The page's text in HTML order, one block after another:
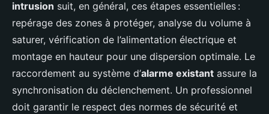
intrusion suit, en général, ces étapes essentielles :
repérage des zones à protéger, analyse du volume à
saturer, vérification de l’alimentation électrique et
montage en hauteur pour une dispersion optimale. Le
raccordement au système d’alarme existant assure la
synchronisation du déclenchement. Un professionnel
doit garantir le respect des normes de sécurité et